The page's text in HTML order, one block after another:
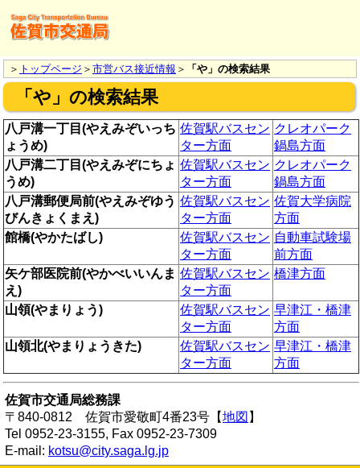
＞ トップページ ＞ 市営バス接近情報 ＞ 「や」の検索結果
「や」の検索結果
八戸溝一丁目(やえみぞいっち
ょうめ)
佐賀駅バスセン
ター方面
クレオパーク
鍋島方面
八戸溝二丁目(やえみぞにちょ
うめ)
佐賀駅バスセン
ター方面
クレオパーク
鍋島方面
八戸溝郵便局前(やえみぞゆう
びんきょくまえ)
佐賀駅バスセン
ター方面
佐賀大学病院
方面
館橋(やかたばし)
佐賀駅バスセン
ター方面
自動車試験場
前方面
矢ケ部医院前(やかべいいんま
え)
佐賀駅バスセン
ター方面
橋津方面
山領(やまりょう)
佐賀駅バスセン
ター方面
早津江・橋津
方面
山領北(やまりょうきた)
佐賀駅バスセン
ター方面
早津江・橋津
方面
佐賀市交通局総務課
〒840-0812 佐賀市愛敬町4番23号【地図 】
Tel 0952-23-3155, Fax 0952-23-7309
E-mail: kotsu@city.saga.lg.jp